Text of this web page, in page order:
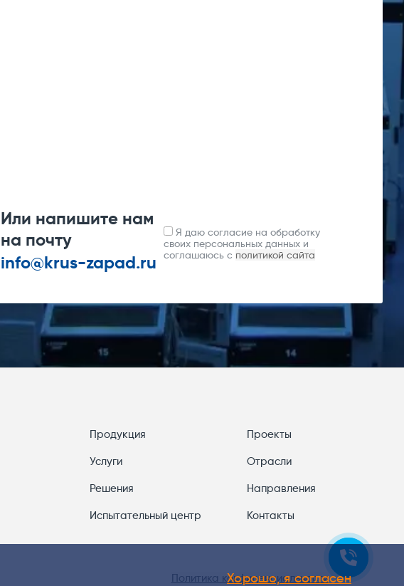
Или напишите нам
на почту
info@krus-zapad.ru
Я даю согласие на обработку
своих персональных данных и
соглашаюсь с политикой сайта
Продукция
Услуги
Решения
Испытательный центр
Проекты
Отрасли
Направления
Контакты
Политика конфиденциальности
Хорошо, я согласен